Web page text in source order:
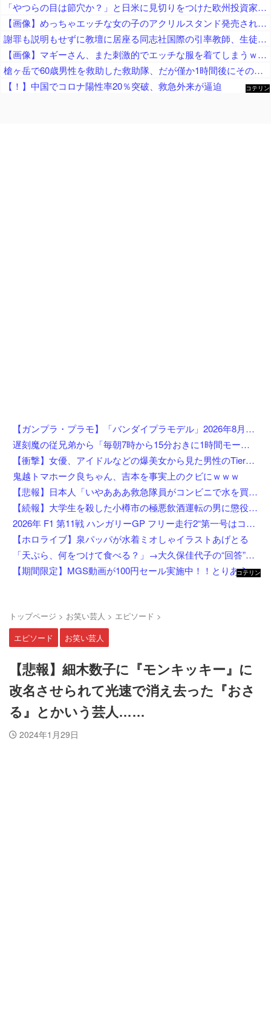
「やつらの目は節穴か？」と日米に見切りをつけた欧州投資家の選択に衝撃を受ける人が続出、日英米の資産を処分して代わりに選んだのは……
【画像】めっちゃエッチな女の子のアクリルスタンド発売されるｗｗ
謝罪も説明もせずに教壇に居座る同志社国際の引率教師、生徒たちの不満が極限まで高まってしまい……
【画像】マギーさん、また刺激的でエッチな服を着てしまうｗｗｗｗｗ
槍ヶ岳で60歳男性を救助した救助隊、だが僅か1時間後にその男性が所属していたPTから連絡があって……
【！】中国でコロナ陽性率20％突破、救急外来が逼迫
コテリン
【ガンプラ・プラモ】「バンダイプラモデル」2026年8月発売商品【スケジュール公開】
遅刻魔の従兄弟から「毎朝7時から15分おきに1時間モーニングコールしろ」と要求された→10年近く交流もないのに母親代わりを求めてくる厚かましさにイライラ・・・
【衝撃】女優、アイドルなどの爆美女から見た男性のTierリストがこれ←勿論優秀なお前らは入ってるよな？？？？？
鬼越トマホーク良ちゃん、吉本を事実上のクビにｗｗｗ
【悲報】日本人「いやあああ救急隊員がコンビニで水を買ってる！市にクレーム入れなきゃ！！」←これ、控えめに言ってもおかしいよな…
【続報】大学生を殺した小樽市の極悪飲酒運転の男に懲役4年6ヶ月の判決。
2026年 F1 第11戦 ハンガリーGP フリー走行2“第一号はコラピント”
【ホロライブ】泉パッパが水着ミオしゃイラストあげとる
「天ぷら、何をつけて食べる？」→大久保佳代子の“回答”にスタジオ驚き「嘘だろ？」
【期間限定】MGS動画が100円セール実施中！！とりあえず全部買うやろｗｗｗｗｗ
コテリン
トップページ > お笑い芸人 > エピソード >
エピソード
お笑い芸人
【悲報】細木数子に『モンキッキー』に
改名させられて光速で消え去った『おさ
る』とかいう芸人……
2024年1月29日